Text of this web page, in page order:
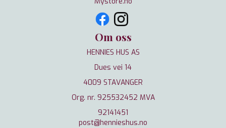
Om oss
HENNIES HUS AS
Dues vei 14
4009 STAVANGER
Org. nr. 925532452 MVA
92141451
post@hennieshus.no